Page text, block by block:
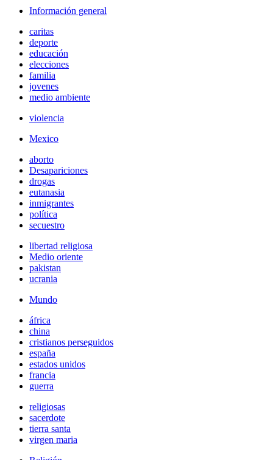
Información general
caritas
deporte
educación
elecciones
familia
jovenes
medio ambiente
violencia
Mexico
aborto
Desapariciones
drogas
eutanasia
inmigrantes
política
secuestro
libertad religiosa
Medio oriente
pakistan
ucrania
Mundo
áfrica
china
cristianos perseguidos
españa
estados unidos
francia
guerra
religiosas
sacerdote
tierra santa
virgen maria